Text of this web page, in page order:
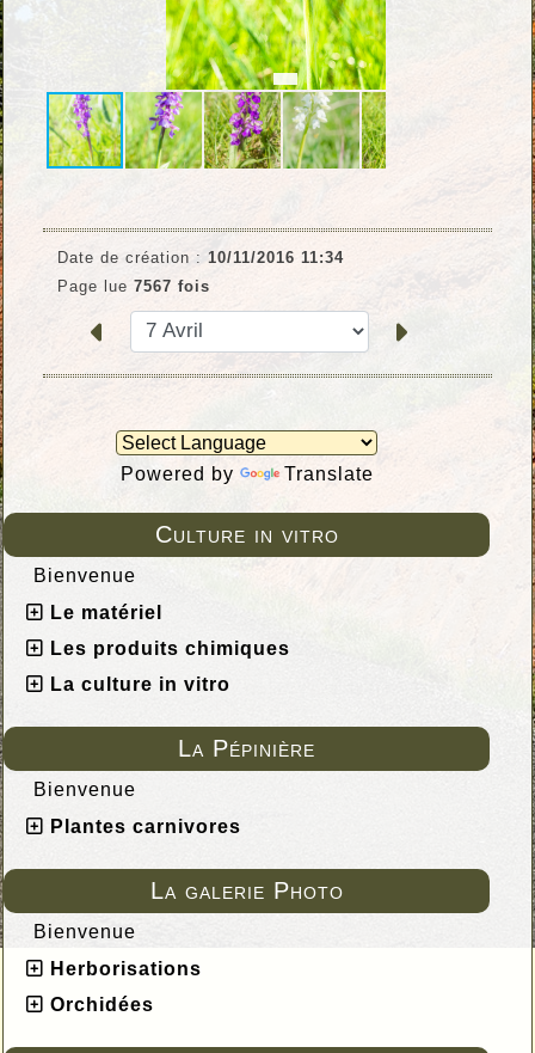
Powered by Translate
Culture in vitro
Bienvenue
Le matériel
Les produits chimiques
La culture in vitro
La Pépinière
Bienvenue
Plantes carnivores
La galerie Photo
Bienvenue
Herborisations
Orchidées
Date de création : 10/11/2016 11:34
Page lue 7567 fois